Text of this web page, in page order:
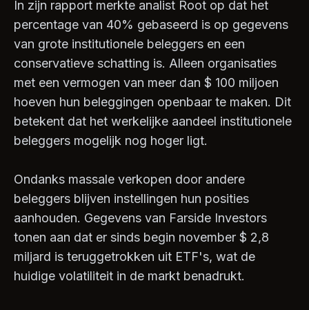
In zijn rapport merkte analist Root op dat het
percentage van 40% gebaseerd is op gegevens
van grote institutionele beleggers en een
conservatieve schatting is. Alleen organisaties
met een vermogen van meer dan $ 100 miljoen
hoeven hun beleggingen openbaar te maken. Dit
betekent dat het werkelijke aandeel institutionele
beleggers mogelijk nog hoger ligt.
Ondanks massale verkopen door andere
beleggers blijven instellingen hun posities
aanhouden. Gegevens van Farside Investors
tonen aan dat er sinds begin november $ 2,8
miljard is teruggetrokken uit ETF's, wat de
huidige volatiliteit in de markt benadrukt.